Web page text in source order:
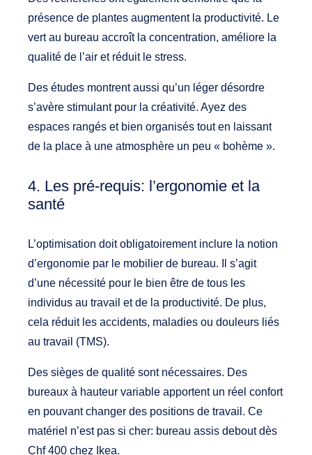
présence de plantes augmentent la productivité. Le
vert au bureau accroît la concentration, améliore la
qualité de l’air et réduit le stress.
Des études montrent aussi qu’un léger désordre
s’avère stimulant pour la créativité. Ayez des
espaces rangés et bien organisés tout en laissant
de la place à une atmosphère un peu « bohème ».
4. Les pré-requis: l’ergonomie et la
santé
L’optimisation doit obligatoirement inclure la notion
d’ergonomie par le mobilier de bureau. Il s’agit
d’une nécessité pour le bien être de tous les
individus au travail et de la productivité. De plus,
cela réduit les accidents, maladies ou douleurs liés
au travail (TMS).
Des sièges de qualité sont nécessaires. Des
bureaux à hauteur variable apportent un réel confort
en pouvant changer des positions de travail. Ce
matériel n’est pas si cher: bureau assis debout dès
Chf 400 chez Ikea.